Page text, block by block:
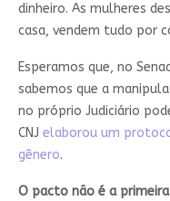
dinheiro. As mulheres
casa, vendem tudo por
Esperamos que, no
sabemos que a
no próprio Judiciário
CNJ elaborou um
gênero.
O pacto não é a